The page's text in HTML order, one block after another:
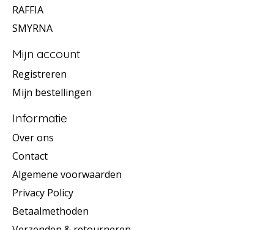
RAFFIA
SMYRNA
Mijn account
Registreren
Mijn bestellingen
Informatie
Over ons
Contact
Algemene voorwaarden
Privacy Policy
Betaalmethoden